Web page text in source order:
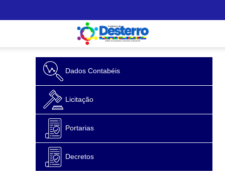
Dados Contabéis
Licitação
Portarias
Decretos